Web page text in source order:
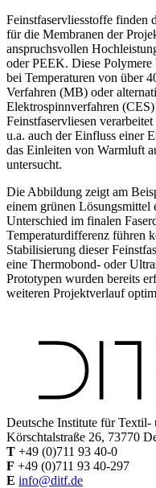
Feinstfaservliesstoffe finden
für die Membranen der
anspruchsvollen
oder PEEK. Diese Polymere
bei Temperaturen von über
Verfahren (MB) oder
Elektrospinnverfahren
Feinstfaservliesen
u.a. auch der Einfluss einer
das Einleiten von Warmluft
untersucht.
Die Abbildung zeigt am
einem grünen Lösungsmittel
Unterschied im finalen
Temperaturdifferenz führen
Stabilisierung dieser
eine Thermobond- oder
Prototypen wurden bereits
weiteren Projektverlauf
Deutsche Institute für Textil-
Körschtalstraße 26, 73770
T +49 (0)711 93 40-0
F +49 (0)711 93 40-297
E info@ditf.de